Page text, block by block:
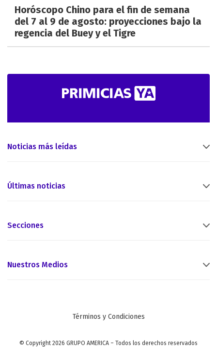
Horóscopo Chino para el fin de semana
del 7 al 9 de agosto: proyecciones bajo la
regencia del Buey y el Tigre
Noticias más leídas
Últimas noticias
Secciones
Nuestros Medios
Términos y Condiciones
© Copyright 2026 GRUPO AMERICA – Todos los derechos reservados